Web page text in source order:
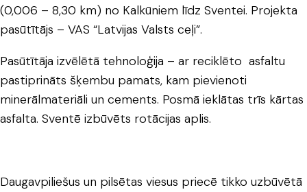
(0,006 – 8,30 km) no Kalkūniem līdz Sventei. Projekta
pasūtītājs – VAS “Latvijas Valsts ceļi”.
Pasūtītāja izvēlētā tehnoloģija – ar reciklēto asfaltu
pastiprināts šķembu pamats, kam pievienoti
minerālmateriāli un cements. Posmā ieklātas trīs kārtas
asfalta. Sventē izbūvēts rotācijas aplis.
Daugavpiliešus un pilsētas viesus priecē tikko uzbūvētā